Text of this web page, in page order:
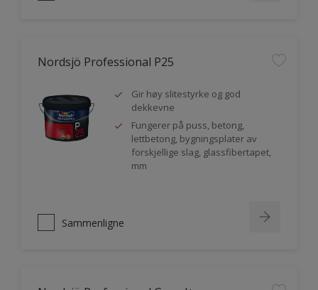
Nordsjö Professional P25
Gir høy slitestyrke og god
dekkevne
Fungerer på puss, betong,
lettbetong, bygningsplater av
forskjellige slag, glassfibertapet,
mm
Sammenligne